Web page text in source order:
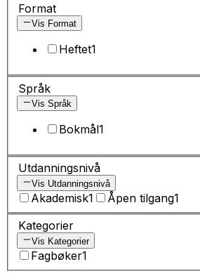
Format
Vis Format
Heftet1
Språk
Vis Språk
Bokmål1
Utdanningsnivå
Vis Utdanningsnivå
Akademisk1 Åpen tilgang1
Kategorier
Vis Kategorier
Fagbøker1